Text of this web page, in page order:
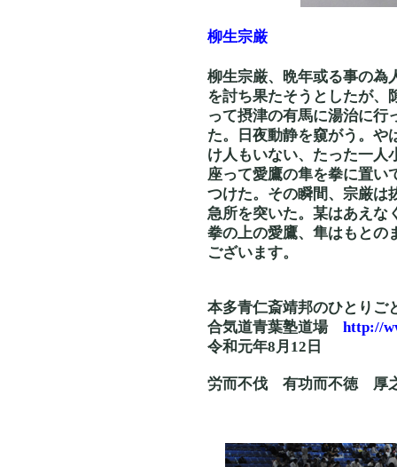
柳生宗厳
柳生宗厳、晩年或る事の為
を討ち果たそうとしたが、
って摂津の有馬に湯治に行
た。日夜動静を窺がう。や
け人もいない、たった一人
座って愛鷹の隼を拳に置い
つけた。その瞬間、宗厳は
急所を突いた。某はあえな
拳の上の愛鷹、隼はもとの
ございます。
本多青仁斎靖邦のひとりご
合気道青葉塾道場 http://
令和元年8月12日
労而不伐 有功而不徳